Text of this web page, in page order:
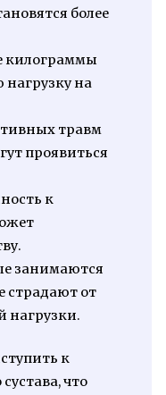
более
килограммы
на
травм
проявиться
к
занимаются
страдают от
нагрузки.
к
что